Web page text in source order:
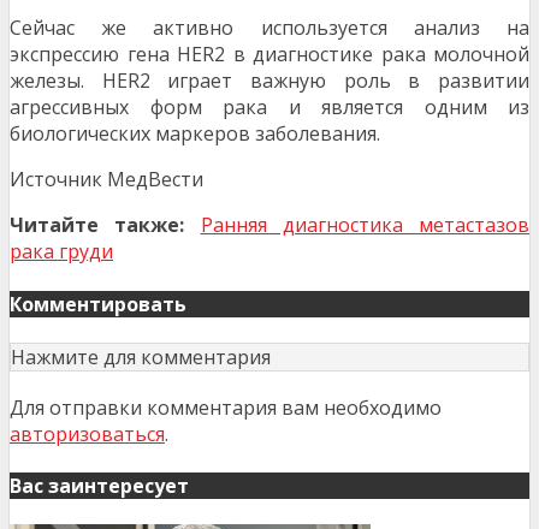
Сейчас же активно используется анализ на
экспрессию гена HER2 в диагностике рака молочной
железы. HER2 играет важную роль в развитии
агрессивных форм рака и является одним из
биологических маркеров заболевания.
Источник МедВести
Читайте также: Ранняя диагностика метастазов
рака груди
Комментировать
Нажмите для комментария
Для отправки комментария вам необходимо
авторизоваться.
Вас заинтересует